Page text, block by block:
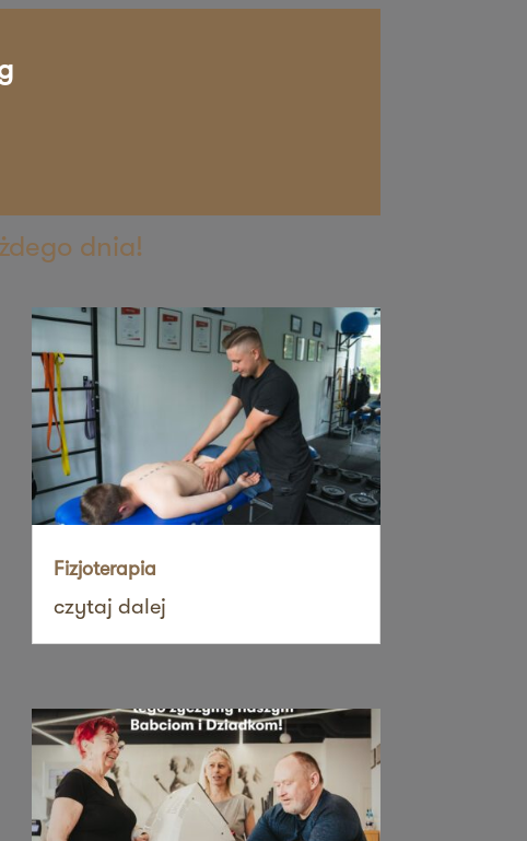
dnia!
Fizjoterapia
czytaj dalej